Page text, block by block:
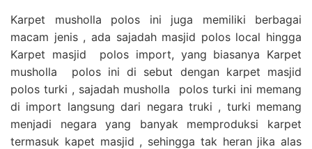
Karpet musholla polos ini juga memiliki berbagai
macam jenis , ada sajadah masjid polos local hingga
Karpet masjid polos import, yang biasanya Karpet
musholla polos ini di sebut dengan karpet masjid
polos turki , sajadah musholla polos turki ini memang
di import langsung dari negara truki , turki memang
menjadi negara yang banyak memproduksi karpet
termasuk kapet masjid , sehingga tak heran jika alas